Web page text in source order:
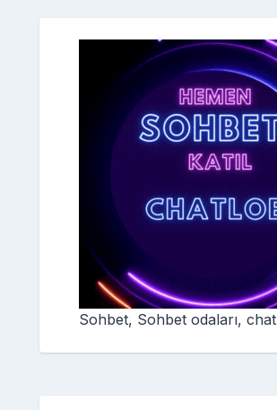
Sohbet, Sohbet odaları, chat